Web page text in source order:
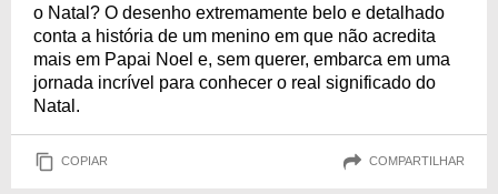
o Natal? O desenho extremamente belo e detalhado
conta a história de um menino em que não acredita
mais em Papai Noel e, sem querer, embarca em uma
jornada incrível para conhecer o real significado do
Natal.
COPIAR COMPARTILHAR